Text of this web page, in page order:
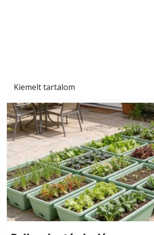
Kiemelt tartalom